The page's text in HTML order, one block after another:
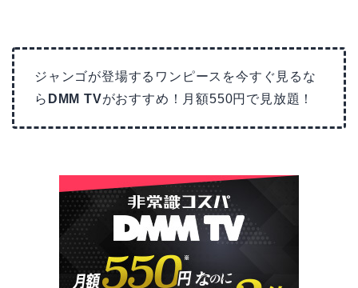
ジャンゴが登場するワンピースを今すぐ見るな
ら DMM TVがおすすめ！月額550円で見放題！